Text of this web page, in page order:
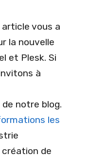
vous a
la nouvelle
et Plesk. Si
à
de notre blog.
les
création de